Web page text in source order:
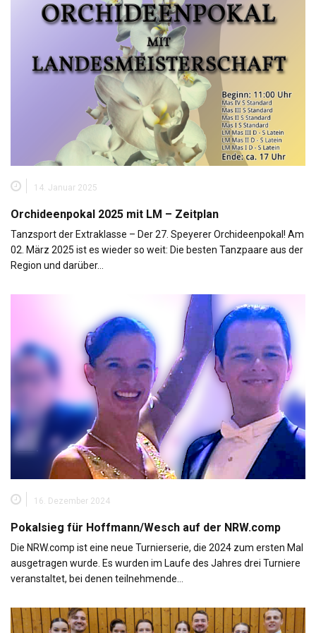
14. Januar 2025
Orchideenpokal 2025 mit LM – Zeitplan
Tanzsport der Extraklasse – Der 27. Speyerer Orchideenpokal! Am
02. März 2025 ist es wieder so weit: Die besten Tanzpaare aus der
Region und darüber…
16. Dezember 2024
Pokalsieg für Hoffmann/Wesch auf der NRW.comp
Die NRW.comp ist eine neue Turnierserie, die 2024 zum ersten Mal
ausgetragen wurde. Es wurden im Laufe des Jahres drei Turniere
veranstaltet, bei denen teilnehmende…